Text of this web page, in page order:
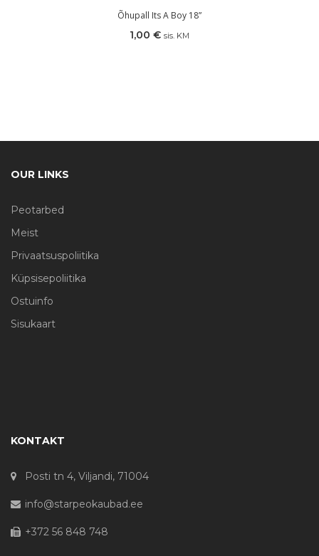
Õhupall Its A Boy 18”
1,00 € sis. KM
OUR LINKS
Peotarbed
Meist
Privaatsuspoliitika
Küpsisepoliitika
Ostuinfo
Sisukaart
KONTAKT
Posti tn 4, Viljandi, 71004
info@starpeokaubad.ee
+372 56 848 748